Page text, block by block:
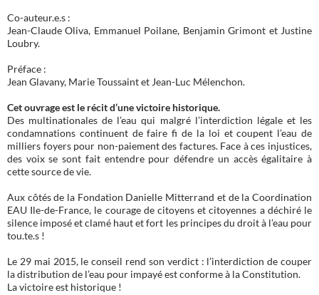
Co-auteur.e.s :
Jean-Claude Oliva, Emmanuel Poilane, Benjamin Grimont et Justine
Loubry.
Préface :
Jean Glavany, Marie Toussaint et Jean-Luc Mélenchon.
Cet ouvrage est le récit d’une victoire historique.
Des multinationales de l’eau qui malgré l’interdiction légale et les
condamnations continuent de faire fi de la loi et coupent l’eau de
milliers foyers pour non-paiement des factures. Face à ces injustices,
des voix se sont fait entendre pour défendre un accès égalitaire à
cette source de vie.
Aux côtés de la Fondation Danielle Mitterrand et de la Coordination
EAU Ile-de-France, le courage de citoyens et citoyennes a déchiré le
silence imposé et clamé haut et fort les principes du droit à l’eau pour
tou.te.s !
Le 29 mai 2015, le conseil rend son verdict : l’interdiction de couper
la distribution de l’eau pour impayé est conforme à la Constitution.
La victoire est historique !